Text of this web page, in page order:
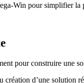
Win pour simplifier la
pour construire une
d’une solution